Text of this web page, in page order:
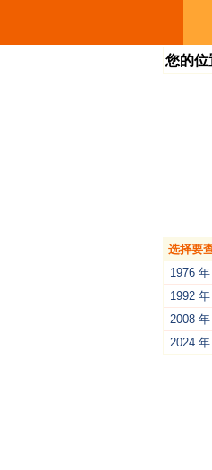
您的位
选择要
1976 年
1992 年
2008 年
2024 年